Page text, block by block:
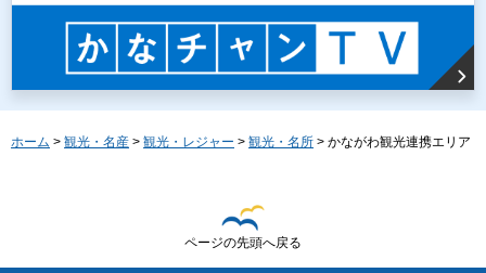
ホーム > 観光・名産 > 観光・レジャー > 観光・名所 > かながわ観光連携エリア
ページの先頭へ戻る